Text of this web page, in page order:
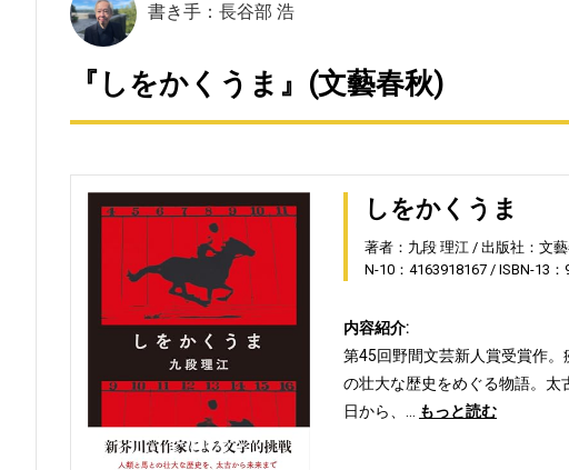
書き手：長谷部 浩
『しをかくうま』(文藝春秋)
しをかくうま
著者：九段 理江 出版社：文
N-10：4163918167
ISBN-13
内容紹介:
第45回野間文芸新人賞受賞作
の壮大な歴史をめぐる物語。太
日から、…
もっと読む